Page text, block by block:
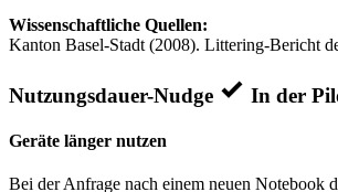
Wissenschaftliche Quellen:
Kanton Basel-Stadt (2008). Littering-Bericht
Nutzungsdauer-Nudge In der
Geräte länger nutzen
Bei der Anfrage nach einem neuen Notebook